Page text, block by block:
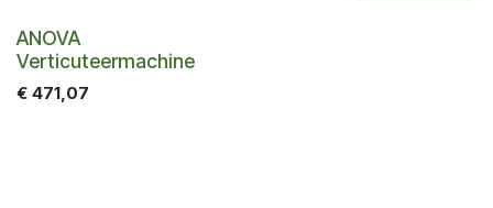
ANOVA
Verticuteermachine
€ 471,07